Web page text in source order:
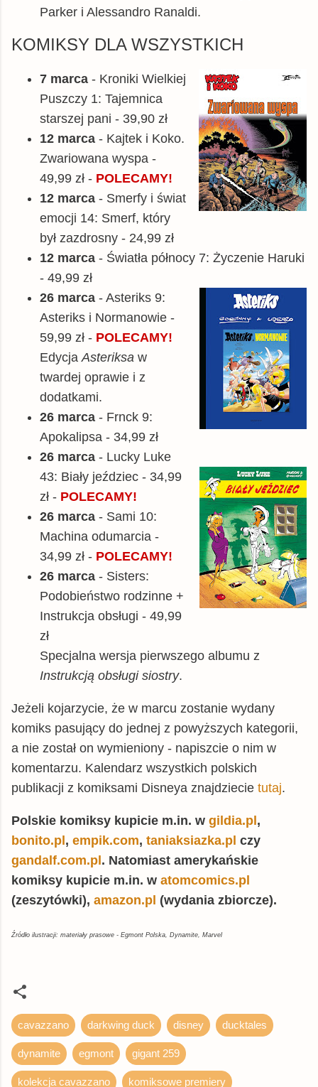
Parker i Alessandro Ranaldi.
KOMIKSY DLA WSZYSTKICH
7 marca - Kroniki Wielkiej
Puszczy 1: Tajemnica
starszej pani - 39,90 zł
12 marca - Kajtek i Koko.
Zwariowana wyspa -
49,99 zł - POLECAMY!
12 marca - Smerfy i świat
emocji 14: Smerf, który
był zazdrosny - 24,99 zł
12 marca - Światła północy 7: Życzenie Haruki
- 49,99 zł
26 marca - Asteriks 9:
Asteriks i Normanowie -
59,99 zł - POLECAMY!
Edycja Asteriksa w
twardej oprawie i z
dodatkami.
26 marca - Frnck 9:
Apokalipsa - 34,99 zł
26 marca - Lucky Luke
43: Biały jeździec - 34,99
zł - POLECAMY!
26 marca - Sami 10:
Machina odumarcia -
34,99 zł - POLECAMY!
26 marca - Sisters:
Podobieństwo rodzinne +
Instrukcja obsługi - 49,99
zł
Specjalna wersja pierwszego albumu z
Instrukcją obsługi siostry.
Jeżeli kojarzycie, że w marcu zostanie wydany
komiks pasujący do jednej z powyższych kategorii,
a nie został on wymieniony - napiszcie o nim w
komentarzu. Kalendarz wszystkich polskich
publikacji z komiksami Disneya znajdziecie tutaj.
Polskie komiksy kupicie m.in. w gildia.pl,
bonito.pl, empik.com, taniaksiazka.pl czy
gandalf.com.pl. Natomiast amerykańskie
komiksy kupicie m.in. w atomcomics.pl
(zeszytówki), amazon.pl (wydania zbiorcze).
Źródło ilustracji: materiały prasowe - Egmont Polska, Dynamite, Marvel
cavazzano darkwing duck disney ducktales
dynamite egmont gigant 259
kolekcja cavazzano komiksowe premiery